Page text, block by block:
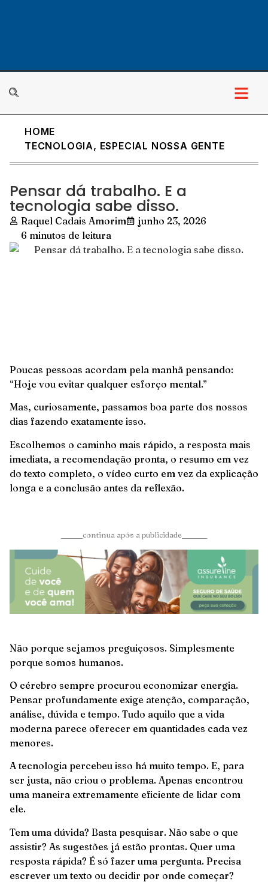
HOME
TECNOLOGIA, ESPECIAL NOSSA GENTE
Pensar dá trabalho. E a
tecnologia sabe disso.
Raquel Cadais Amorim
junho 23, 2026
6 minutos de leitura
Poucas pessoas acordam pela manhã pensando:
“Hoje vou evitar qualquer esforço mental.”
Mas, curiosamente, passamos boa parte dos nossos
dias fazendo exatamente isso.
Escolhemos o caminho mais rápido, a resposta mais
imediata, a recomendação pronta, o resumo em vez
do texto completo, o vídeo curto em vez da explicação
longa e a conclusão antes da reflexão.
______continua após a publicidade_______
Não porque sejamos preguiçosos. Simplesmente
porque somos humanos.
O cérebro sempre procurou economizar energia.
Pensar profundamente exige atenção, comparação,
análise, dúvida e tempo. Tudo aquilo que a vida
moderna parece oferecer em quantidades cada vez
menores.
A tecnologia percebeu isso há muito tempo. E, para
ser justa, não criou o problema. Apenas encontrou
uma maneira extremamente eficiente de lidar com
ele.
Tem uma dúvida? Basta pesquisar. Não sabe o que
assistir? As sugestões já estão prontas. Quer uma
resposta rápida? É só fazer uma pergunta. Precisa
escrever um texto ou decidir por onde começar?